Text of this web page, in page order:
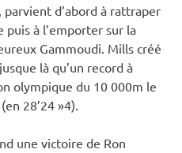
d’abord à rattraper
puis à l’emporter sur la
Gammoudi. Mills créé
là qu’un record à
olympique du 10 000m le
28’24 »4).
une victoire de Ron